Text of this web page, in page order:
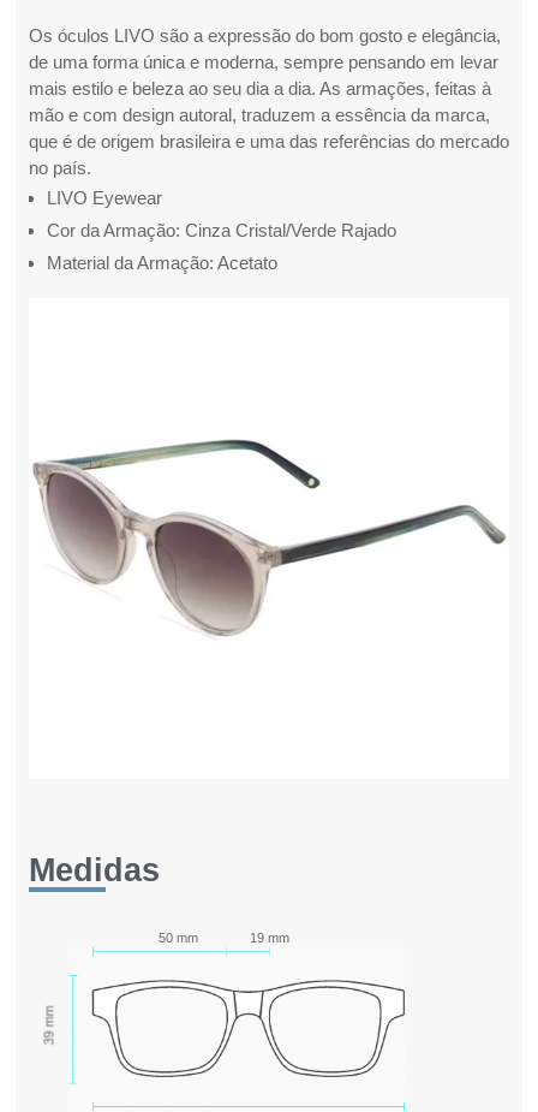
Os óculos LIVO são a expressão do bom gosto e elegância,
de uma forma única e moderna, sempre pensando em levar
mais estilo e beleza ao seu dia a dia. As armações, feitas à
mão e com design autoral, traduzem a essência da marca,
que é de origem brasileira e uma das referências do mercado
no país.
LIVO Eyewear
Cor da Armação: Cinza Cristal/Verde Rajado
Material da Armação: Acetato
Medidas
50 mm 19 mm
39 mm